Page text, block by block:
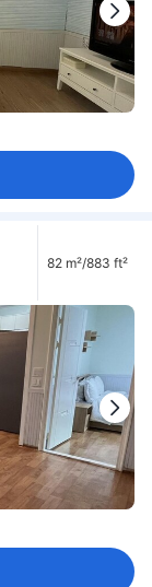
82 m²/883 ft²